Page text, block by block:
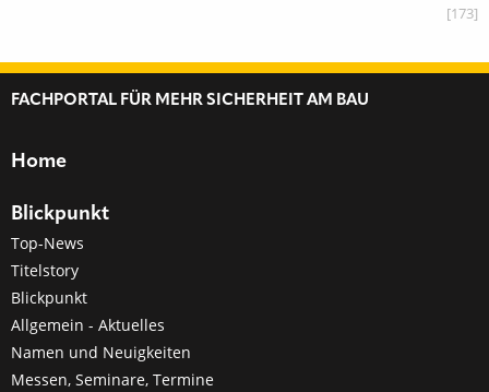
[173]
FACHPORTAL FÜR MEHR SICHERHEIT AM BAU
Home
Blickpunkt
Top-News
Titelstory
Blickpunkt
Allgemein - Aktuelles
Namen und Neuigkeiten
Messen, Seminare, Termine